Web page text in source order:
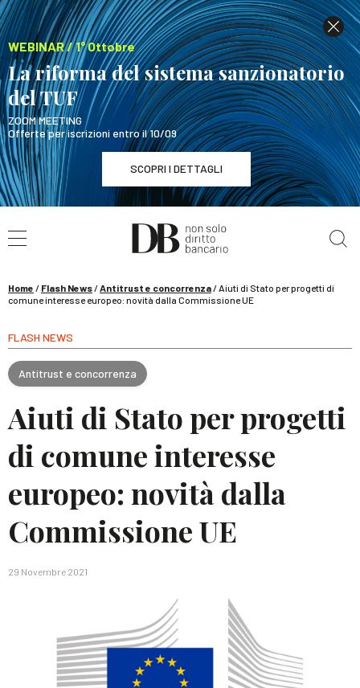
WEBINAR / 1° Ottobre
La riforma del sistema sanzionatorio
del TUF
ZOOM MEETING
Offerte per iscrizioni entro il 10/09
SCOPRI I DETTAGLI
WEBINAR / 1° Ottobre
La riforma del sistema sanzionatorio del TUF
Home / Flash News/Antitrust e concorrenza/Aiuti di Stato per progetti di
comune interesse europeo: novità dalla Commissione UE
FLASH NEWS
Antitrust e concorrenza
Aiuti di Stato per progetti
di comune interesse
europeo: novità dalla
Commissione UE
29 Novembre 2021